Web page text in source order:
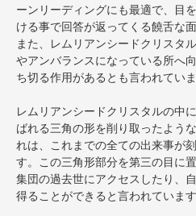
ーンリーディングにも最適で、目
ける事で回答が返ってくる饒舌な面
また、レムリアンシードクリスタ
やアンバランスになっている所へ
ち切る作用があるとも言われていま
レムリアンシードクリスタルの中
ばれる三角の形を削り取ったよう
れは、これまでの全ての出来事が
す。この三角形部分を第三の目に
集団の過去世にアクセスしたり、
得ることができると言われています